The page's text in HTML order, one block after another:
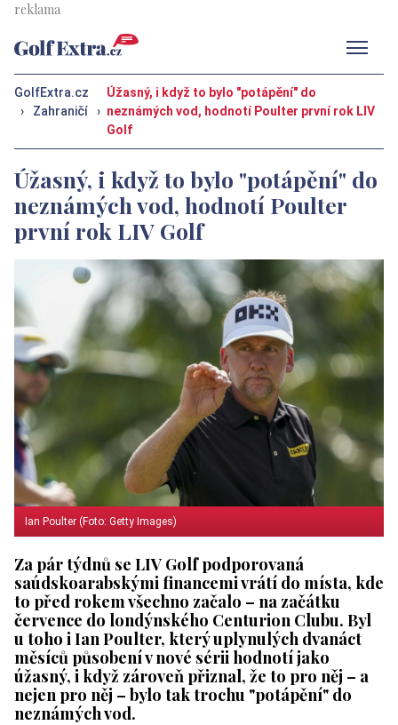
GolfExtra.cz
›
Zahraničí ›
Úžasný, i když to bylo "potápění" do
neznámých vod, hodnotí Poulter první rok LIV
Golf
Úžasný, i když to bylo "potápění" do
neznámých vod, hodnotí Poulter
první rok LIV Golf
Ian Poulter (Foto: Getty Images)
Za pár týdnů se LIV Golf podporovaná
saúdskoarabskými financemi vrátí do místa, kde
to před rokem všechno začalo – na začátku
července do londýnského Centurion Clubu. Byl
u toho i Ian Poulter, který uplynulých dvanáct
měsíců působení v nové sérii hodnotí jako
úžasný, i když zároveň přiznal, že to pro něj – a
nejen pro něj – bylo tak trochu "potápění" do
neznámých vod.